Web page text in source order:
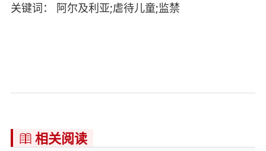
关键词： 阿尔及利亚;虐待儿童;监禁
 相关阅读